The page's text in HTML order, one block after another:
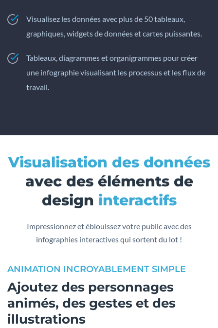
Visualisez les données avec plus de 50 tableaux,
graphiques, widgets de données et cartes puissantes.
Tableaux, diagrammes et organigrammes pour créer
une infographie visualisant les processus et les flux de
travail.
Visualisation des données
avec des éléments de
design interactifs
Impressionnez et éblouissez votre public avec des
infographies interactives qui sortent du lot !
ANIMATION INCROYABLEMENT SIMPLE
Ajoutez des personnages
animés, des gestes et des
illustrations